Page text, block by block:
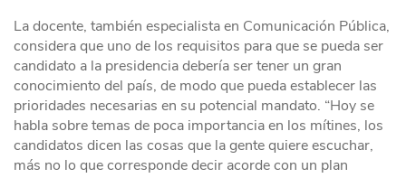
La docente, también especialista en Comunicación Pública,
considera que uno de los requisitos para que se pueda ser
candidato a la presidencia debería ser tener un gran
conocimiento del país, de modo que pueda establecer las
prioridades necesarias en su potencial mandato. “Hoy se
habla sobre temas de poca importancia en los mítines, los
candidatos dicen las cosas que la gente quiere escuchar,
más no lo que corresponde decir acorde con un plan